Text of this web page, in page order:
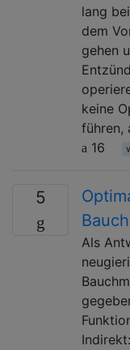
lang
dem
gehen
keine
führen,
16
5
Als